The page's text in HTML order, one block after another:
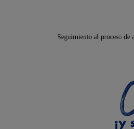
Seguimiento al proceso